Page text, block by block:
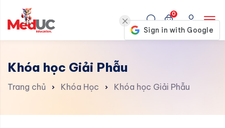
0
Khóa học Giải Phẫu
Trang chủ Khóa Học Khóa học Giải Phẫu